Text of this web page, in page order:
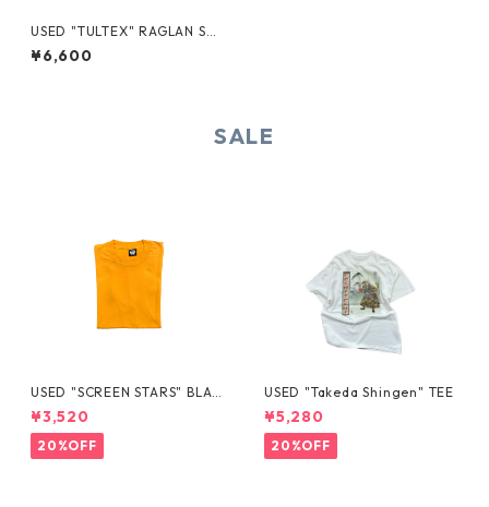
USED "TULTEX" RAGLAN SW
EAT
¥6,600
SALE
USED "SCREEN STARS" BLAN
K TEE
¥3,520
20%OFF
USED "Takeda Shingen" TEE
¥5,280
20%OFF